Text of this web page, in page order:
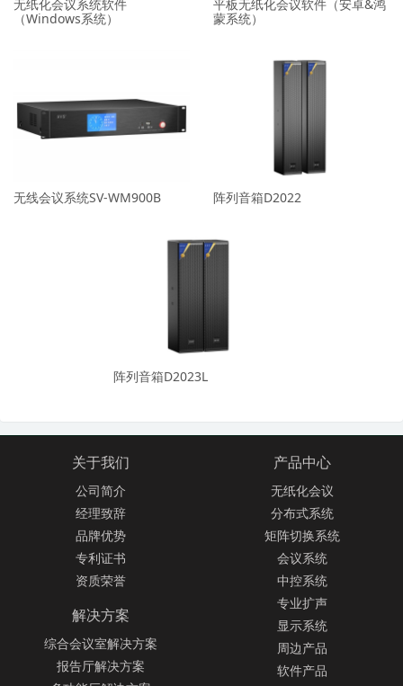
无纸化会议系统软件
（Windows系统）
平板无纸化会议软件（安卓&鸿
蒙系统）
无线会议系统SV-WM900B 阵列音箱D2022
阵列音箱D2023L
关于我们
公司简介
经理致辞
品牌优势
专利证书
资质荣誉
产品中心
无纸化会议
分布式系统
矩阵切换系统
会议系统
中控系统
专业扩声
显示系统
周边产品
软件产品
解决方案
综合会议室解决方案
报告厅解决方案